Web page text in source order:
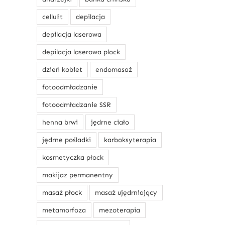
cellulit depilacja
depilacja laserowa
depilacja laserowa plock
dzień kobiet endomasaż
fotoodmładzanie
fotoodmładzanie SSR
henna brwi jędrne ciało
jędrne pośladki karboksyterapia
kosmetyczka płock
makijaz permanentny
masaż płock masaż ujędrniający
metamorfoza mezoterapia